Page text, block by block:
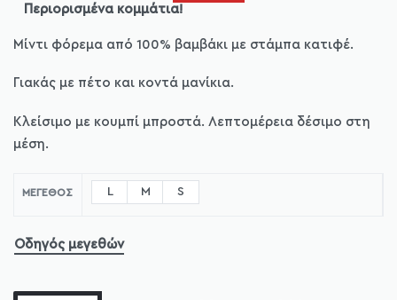
Περιορισμένα κομμάτια!
Μίντι φόρεμα από 100% βαμβάκι με στάμπα κατιφέ.
Γιακάς με πέτο και κοντά μανίκια.
Κλείσιμο με κουμπί μπροστά. Λεπτομέρεια δέσιμο στη
μέση.
ΜΈΓΕΘΟΣ L M S
Οδηγός μεγεθών